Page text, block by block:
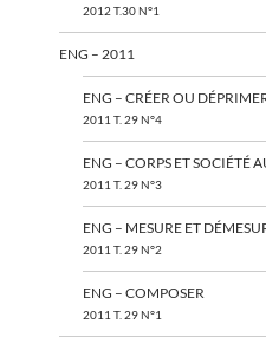
2012 T.30 N°1
ENG – 2011
ENG – CRÉER OU
2011 T. 29 N°4
ENG – CORPS ET SOCIÉTÉ
2011 T. 29 N°3
ENG – MESURE ET
2011 T. 29 N°2
ENG – COMPOSER
2011 T. 29 N°1